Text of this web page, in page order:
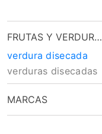
FRUTAS Y VERDURAS
verdura disecada
verduras disecadas
MARCAS
COSACO